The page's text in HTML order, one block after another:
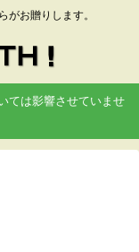
がお贈りします。
ては影響させていませ